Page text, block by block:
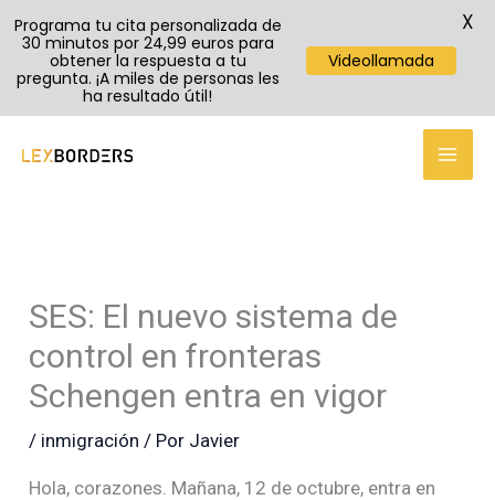
SES: El nuevo sistema de
control en fronteras
Schengen entra en vigor
/ inmigración / Por Javier
Hola, corazones. Mañana, 12 de octubre, entra en
TikTok
Instagram
YouTube
Programa tu cita personalizada de
30 minutos por 24,99 euros para
obtener la respuesta a tu
pregunta. ¡A miles de personas les
ha resultado útil!
Videollamada
X